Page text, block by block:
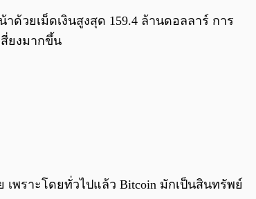
ด้วยเม็ดเงินสูงสุด 159.4 ล้านดอลลาร์ การ
ยงมากขึ้น
พราะโดยทั่วไปแล้ว Bitcoin มักเป็นสินทรัพย์